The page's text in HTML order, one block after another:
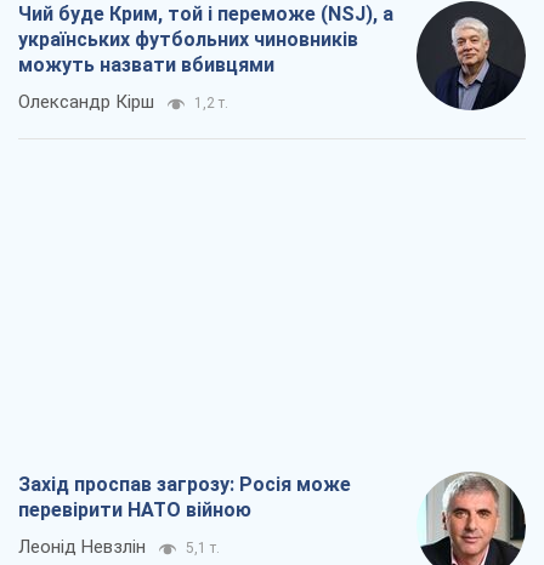
Чий буде Крим, той і переможе (NSJ), а
українських футбольних чиновників
можуть назвати вбивцями
Олександр Кірш 1,2 т.
Захід проспав загрозу: Росія може
перевірити НАТО війною
Леонід Невзлін 5,1 т.